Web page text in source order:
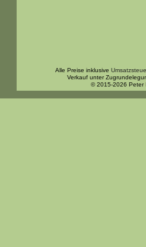
Alle Preise inklusive
Verkauf unter
© 2015-2026 Peter